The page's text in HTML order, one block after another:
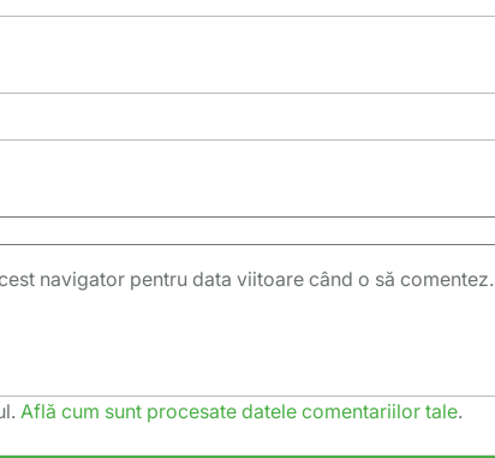
navigator pentru data viitoare când o să comentez.
Află cum sunt procesate datele comentariilor tale.